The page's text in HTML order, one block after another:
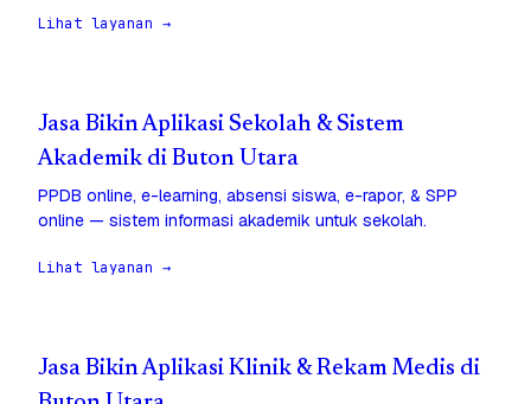
Lihat layanan →
Jasa Bikin Aplikasi Sekolah & Sistem
Akademik di Buton Utara
PPDB online, e-learning, absensi siswa, e-rapor, & SPP
online — sistem informasi akademik untuk sekolah.
Lihat layanan →
Jasa Bikin Aplikasi Klinik & Rekam Medis di